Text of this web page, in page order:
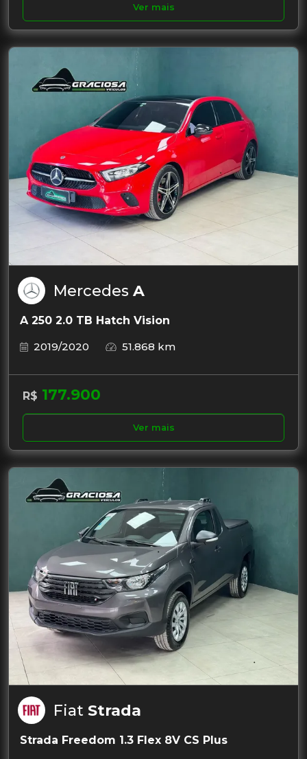
Ver mais
Mercedes A
A 250 2.0 TB Hatch Vision
2019/2020
51.868 km
R$ 177.900
Ver mais
Fiat Strada
Strada Freedom 1.3 Flex 8V CS Plus